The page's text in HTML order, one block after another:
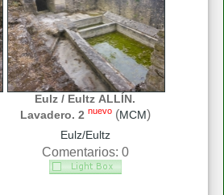
Eulz / Eultz ALLÍN.
Lavadero. 2 nuevo(MCM)
Eulz/Eultz
Comentarios: 0